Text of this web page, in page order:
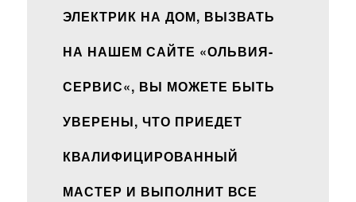
ЭЛЕКТРИК НА ДОМ, ВЫЗВАТЬ
НА НАШЕМ САЙТЕ «ОЛЬВИЯ-
СЕРВИС«, ВЫ МОЖЕТЕ БЫТЬ
УВЕРЕНЫ, ЧТО ПРИЕДЕТ
КВАЛИФИЦИРОВАННЫЙ
МАСТЕР И ВЫПОЛНИТ ВСЕ